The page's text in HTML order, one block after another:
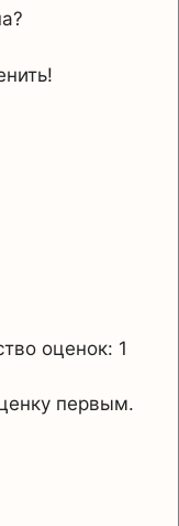
оценок: 1
первым.